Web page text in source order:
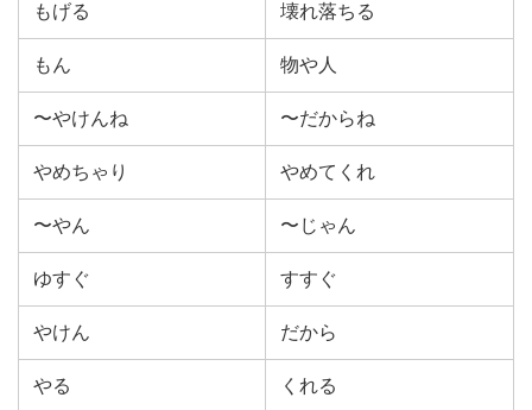
もげる 壊れ落ちる
もん 物や人
〜やけんね 〜だからね
やめちゃり やめてくれ
〜やん 〜じゃん
ゆすぐ すすぐ
やけん だから
やる くれる